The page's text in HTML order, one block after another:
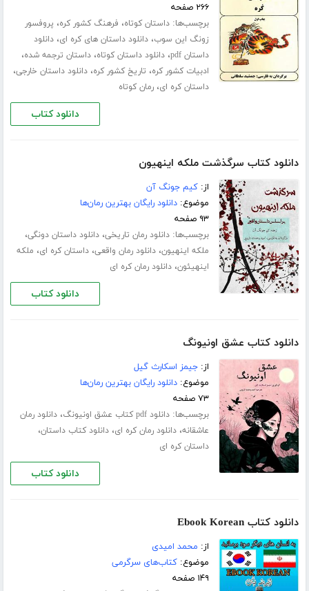
۲۶۶ صفحه
برچسب‌ها:داستان کوتاه، فرهنگ کشور کره، پروفسور
زونگ این سوب،دانلود داستان های کره ای،دانلود
داستان pdf
،دانلود داستان کوتاه،داستان ترجمه شده،
ادبیات کشور کره، تاریخ کشور کره،دانلود داستان خارجی،
داستان کره ای،رمان کوتاه
دانلود کتاب
دانلود کتاب سرگذشت ملکه اینهیون
از:کیم جونگ آن
موضوع:دانلود رایگان بهترین رمان‌ها
۹۳ صفحه
برچسب‌ها:دانلود رمان تاریخی،دانلود داستان دونگی،
ملکه اینهیون،دانلود رمان واقعی،داستان کره ای، ملکه
اینهیئون،دانلود رمان کره ای
دانلود کتاب
دانلود کتاب عشق اونیونگ
از:جیمز اسکارث گیل
موضوع:دانلود رایگان بهترین رمان‌ها
۷۳ صفحه
برچسب‌ها:دانلود pdf کتاب عشق اونیونگ ،دانلود رمان
عاشقانه،دانلود رمان کره ای،دانلود کتاب داستان،
داستان کره ای
دانلود کتاب
دانلود کتاب Ebook Korean
از: محمد امیدی
موضوع:کتاب‌های سرگرمی
۱۴۹ صفحه